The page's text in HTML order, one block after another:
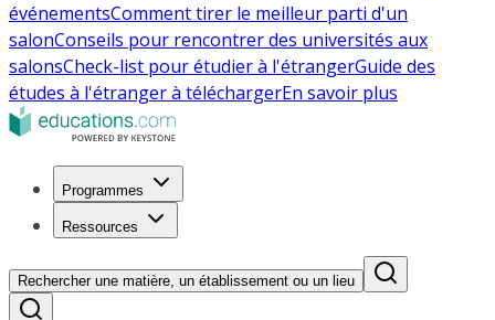
événementsComment tirer le meilleur parti d'un
salonConseils pour rencontrer des universités aux
salonsCheck-list pour étudier à l'étrangerGuide des
études à l'étranger à téléchargerEn savoir plus
Programmes
Ressources
Rechercher une matière, un établissement ou un lieu